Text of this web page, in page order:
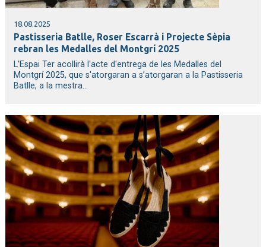
18.08.2025
Pastisseria Batlle, Roser Escarrà i Projecte Sèpia
rebran les Medalles del Montgrí 2025
L’Espai Ter acollirà l'acte d'entrega de les Medalles del
Montgrí 2025, que s'atorgaran a s’atorgaran a la Pastisseria
Batlle, a la mestra...